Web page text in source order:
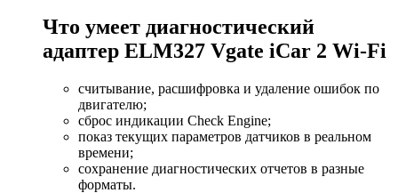
Что умеет диагностический
адаптер ELM327 Vgate iCar 2 Wi-Fi
считывание, расшифровка и удаление ошибок по
двигателю;
сброс индикации Check Engine;
показ текущих параметров датчиков в реальном
времени;
сохранение диагностических отчетов в разные
форматы.